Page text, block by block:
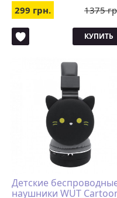
299 грн. 1375
КУПИТЬ
Детские
наушники WUT